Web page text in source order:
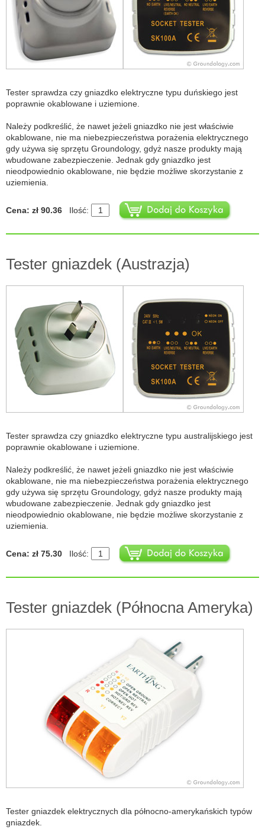
Tester sprawdza czy gniazdko elektryczne typu duńskiego jest
poprawnie okablowane i uziemione.
Należy podkreślić, że nawet jeżeli gniazdko nie jest właściwie
okablowane, nie ma niebezpieczeństwa porażenia elektrycznego
gdy używa się sprzętu Groundology, gdyż nasze produkty mają
wbudowane zabezpieczenie. Jednak gdy gniazdko jest
nieodpowiednio okablowane, nie będzie możliwe skorzystanie z
uziemienia.
Cena: zł 90.36 Ilość:
Tester gniazdek (Austrazja)
Tester sprawdza czy gniazdko elektryczne typu australijskiego jest
poprawnie okablowane i uziemione.
Należy podkreślić, że nawet jeżeli gniazdko nie jest właściwie
okablowane, nie ma niebezpieczeństwa porażenia elektrycznego
gdy używa się sprzętu Groundology, gdyż nasze produkty mają
wbudowane zabezpieczenie. Jednak gdy gniazdko jest
nieodpowiednio okablowane, nie będzie możliwe skorzystanie z
uziemienia.
Cena: zł 75.30 Ilość:
Tester gniazdek (Północna Ameryka)
Tester gniazdek elektrycznych dla północno-amerykańskich typów
gniazdek.